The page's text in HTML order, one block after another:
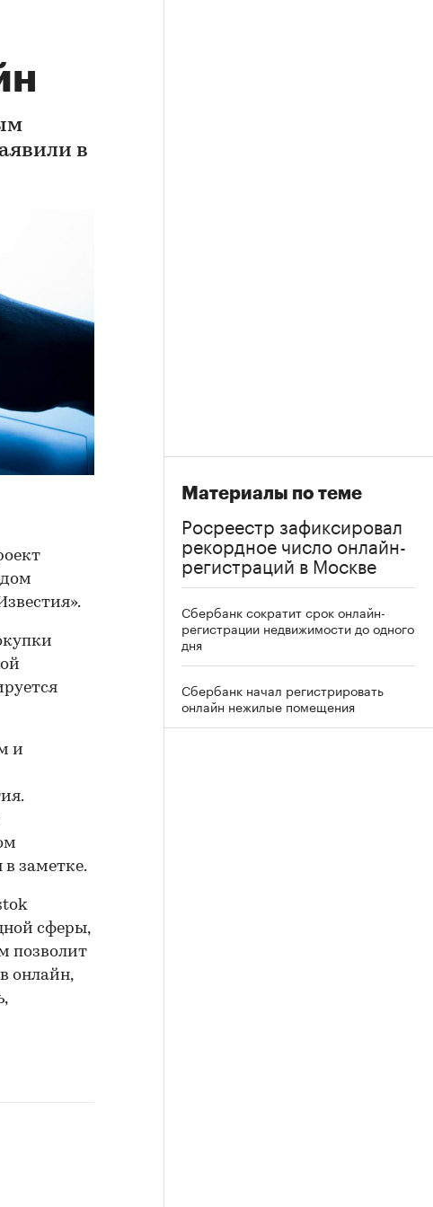
в
и
в заметке.
сферы,
позволит
онлайн,
Материалы по теме
Росреестр зафиксировал
рекордное число онлайн-
регистраций в Москве
Сбербанк сократит срок онлайн-
регистрации недвижимости до одного
дня
Сбербанк начал регистрировать
онлайн нежилые помещения